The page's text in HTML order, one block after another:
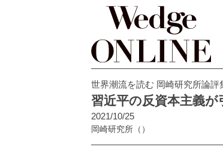
世界潮流を読む 岡崎研究所論評
習近平の反資本主義
2021/10/25
岡崎研究所 （）